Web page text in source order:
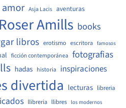
amor Asja Lacis aventuras
Amills books
libros erotismo escritora famosos
ficción contemporánea fotografias
hadas historia inspiraciones
divertida lecturas libreria
llibreria llibres los modernos